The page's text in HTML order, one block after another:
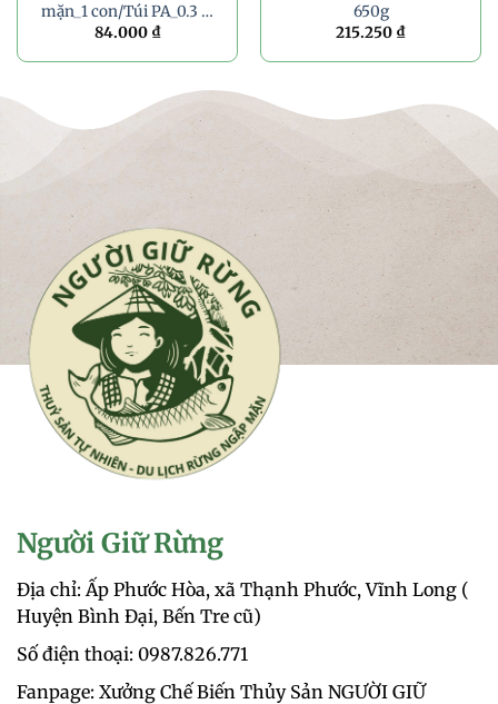
mặn_1 con/Túi PA_0.3 –
0.4kg
84.000 ₫
650g
215.250 ₫
Người Giữ Rừng
Địa chỉ: Ấp Phước Hòa, xã Thạnh Phước, Vĩnh Long (
Huyện Bình Đại, Bến Tre cũ)
Số điện thoại: 0987.826.771‬
Fanpage: Xưởng Chế Biến Thủy Sản NGƯỜI GIỮ